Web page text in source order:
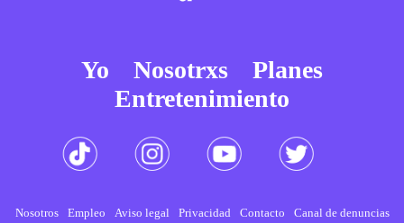
Yo Nosotrxs
Planes
Entretenimiento
Nosotros Empleo Aviso legal Privacidad Contacto Canal de denuncias